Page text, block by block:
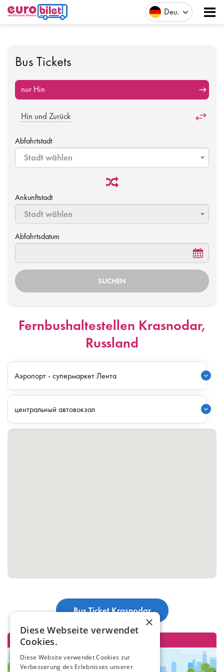
Deu
Bus Tickets
nur Hin
Hin und Zurück
Abfahrtstadt
Stadt wählen
Ankunftstadt
Stadt wählen
Abfahrtsdatum
Fernbushaltestellen Krasnodar,
Russland
Аэропорт - супермаркет Лента
центральный автовокзал
Bus Ticket Krasnodar
×
Diese Webseite verwendet
Cookies.
Diese Website verwendet Cookies zur
Verbesserung des Erlebnisses unserer